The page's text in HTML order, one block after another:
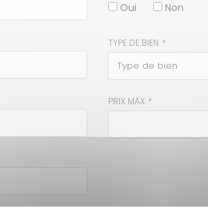
Oui Non
TYPE DE BIEN *
type de bien
PRIX MAX *